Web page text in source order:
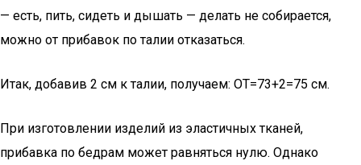
— есть, пить, сидеть и дышать — делать не собирается,
можно от прибавок по талии отказаться.
Итак, добавив 2 см к талии, получаем: ОТ=73+2=75 см.
При изготовлении изделий из эластичных тканей,
прибавка по бедрам может равняться нулю. Однако